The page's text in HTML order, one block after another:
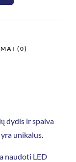
dydis ir spalva
unikalus.
naudoti LED